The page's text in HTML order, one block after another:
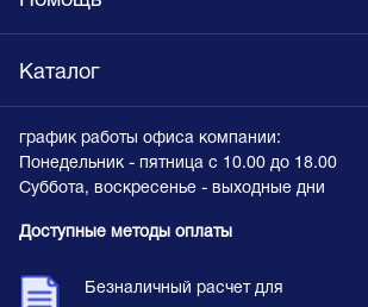
Каталог
график работы офиса компании:
Понедельник - пятница с 10.00 до 18.00
Суббота, воскресенье - выходные дни
Доступные методы оплаты
Безналичный расчет для